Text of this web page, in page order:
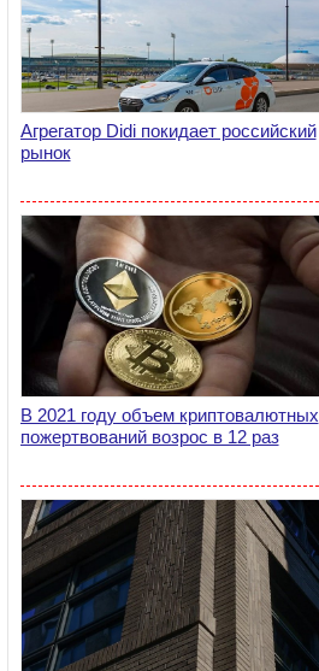
Агрегатор Didi покидает российский
рынок
В 2021 году объем криптовалютных
пожертвований возрос в 12 раз